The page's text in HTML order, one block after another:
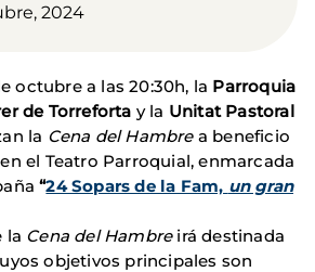
2024
octubre a las 20:30h, la Parroquia
de Torreforta y la Unitat Pastoral
la Cena del Hambrea beneficio
el Teatro Parroquial, enmarcada
“24 Sopars de la Fam, un gran
la Cena del Hambreirá destinada
objetivos principales son